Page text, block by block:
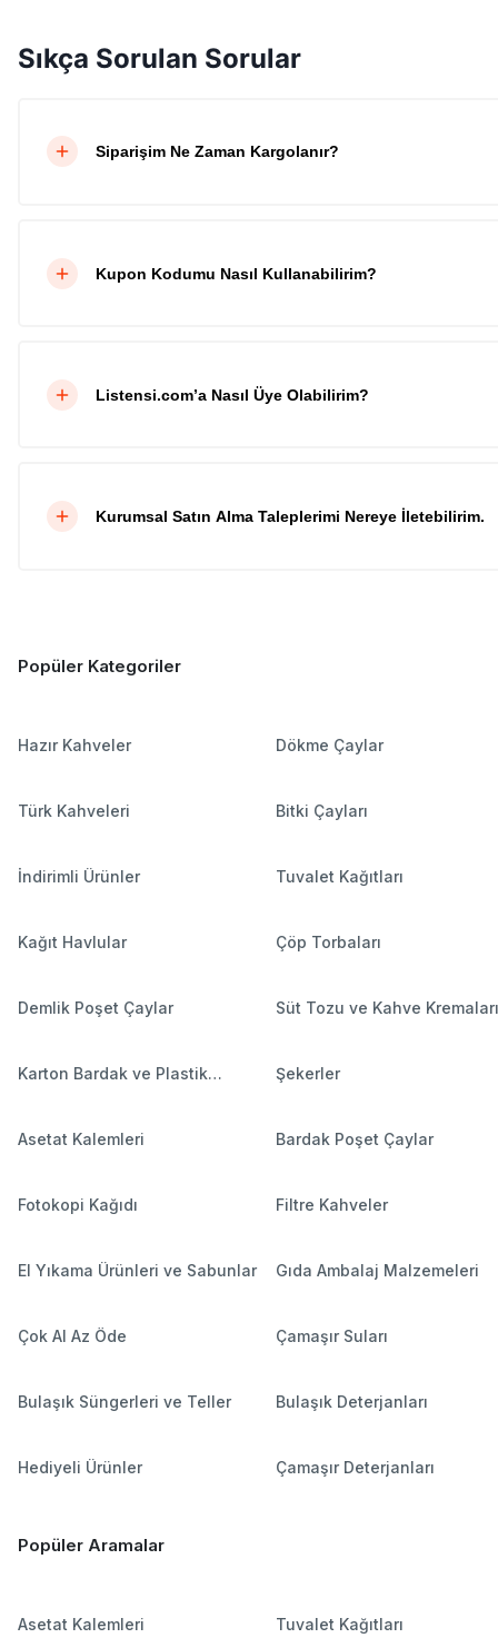
Sıkça Sorulan Sorular
Siparişim Ne Zaman Kargolanır?
Kupon Kodumu Nasıl Kullanabilirim?
Listensi.com’a Nasıl Üye Olabilirim?
Kurumsal Satın Alma Taleplerimi Nereye İletebilirim.
Popüler Kategoriler
Hazır Kahveler Dökme Çaylar
Türk Kahveleri Bitki Çayları
İndirimli Ürünler Tuvalet Kağıtları
Kağıt Havlular Çöp Torbaları
Demlik Poşet Çaylar Süt Tozu ve Kahve Kremaları
Karton Bardak ve Plastik
Şekerler
Asetat Kalemleri Bardak Poşet Çaylar
Fotokopi Kağıdı Filtre Kahveler
El Yıkama Ürünleri ve Sabunlar Gıda Ambalaj Malzemeleri
Çok Al Az Öde Çamaşır Suları
Bulaşık Süngerleri ve Teller Bulaşık Deterjanları
Hediyeli Ürünler Çamaşır Deterjanları
Popüler Aramalar
Asetat Kalemleri Tuvalet Kağıtları